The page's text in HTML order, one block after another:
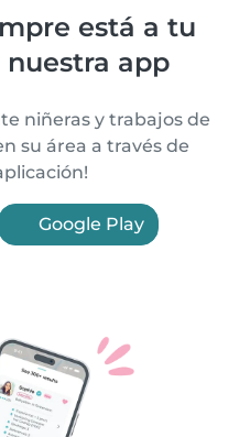
está a tu
app
niñeras y trabajos de
su área a través de
Google Play